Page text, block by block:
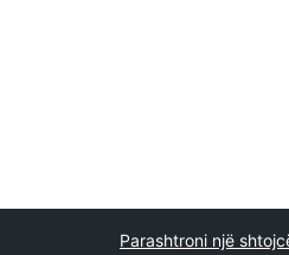
Parashtroni një